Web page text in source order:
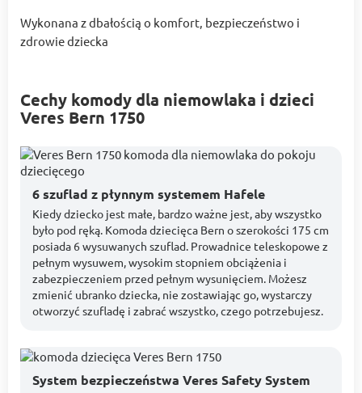
Wykonana z dbałością o komfort, bezpieczeństwo i
zdrowie dziecka
Cechy komody dla niemowlaka i dzieci
Veres Bern 1750
6 szuflad z płynnym systemem Hafele
Kiedy dziecko jest małe, bardzo ważne jest, aby wszystko
było pod ręką. Komoda dziecięca Bern o szerokości 175 cm
posiada 6 wysuwanych szuflad. Prowadnice teleskopowe z
pełnym wysuwem, wysokim stopniem obciążenia i
zabezpieczeniem przed pełnym wysunięciem. Możesz
zmienić ubranko dziecka, nie zostawiając go, wystarczy
otworzyć szufladę i zabrać wszystko, czego potrzebujesz.
System bezpieczeństwa Veres Safety System